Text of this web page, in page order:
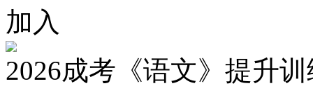
加入
2026成考《语文》提升